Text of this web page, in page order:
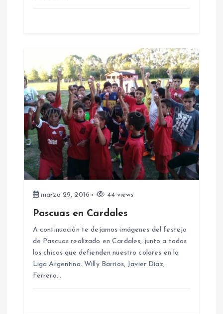
d
a
s
marzo 29, 2016 44 views
Pascuas en Cardales
A continuación te dejamos imágenes del festejo
de Pascuas realizado en Cardales, junto a todos
los chicos que defienden nuestro colores en la
Liga Argentina. Willy Barrios, Javier Díaz,
Ferrero…